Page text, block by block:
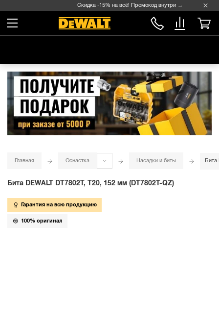
Скидка -15% на всё! Промокод внутри →
Главная Оснастка Насадки и биты Бита
Бита DEWALT DT7802T, T20, 152 мм (DT7802T-QZ)
Гарантия на всю продукцию
100% оригинал